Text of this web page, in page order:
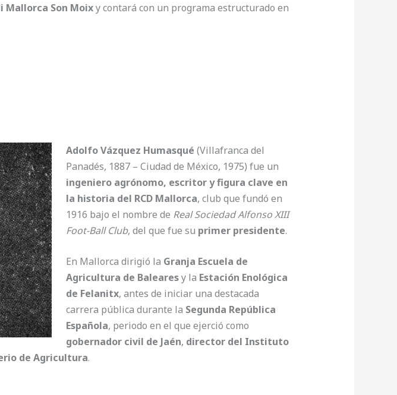
Mallorca Son Moixy contará con un programa estructurado en
Adolfo Vázquez Humasqué (Villafranca del
Panadés, 1887 – Ciudad de México, 1975) fue un
ingeniero agrónomo, escritor y figura clave en
la historia del RCD Mallorca, club que fundó en
1916 bajo el nombre de Real Sociedad Alfonso XIII
Foot-Ball Club, del que fue su primer presidente.
En Mallorca dirigió la Granja Escuela de
Agricultura de Balearesy la Estación Enológica
de Felanitx, antes de iniciar una destacada
carrera pública durante la Segunda República
Española, periodo en el que ejerció como
gobernador civil de Jaén, director del Instituto
de Agricultura.